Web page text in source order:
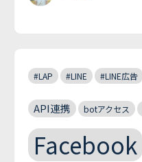
#LAP #LINE #LINE広告
API連携 botアクセス
Facebook